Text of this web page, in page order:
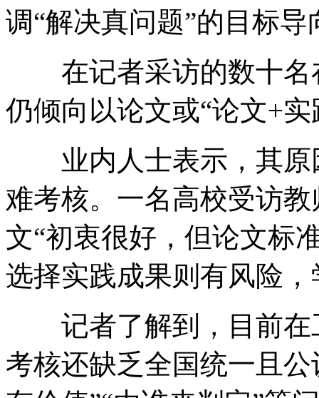
调“解决真问题”的目标
在记者采访的数十名
仍倾向以论文或“论文+
业内人士表示，其原
难考核。一名高校受访
文“初衷很好，但论文标
选择实践成果则有风险
记者了解到，目前在
考核还缺乏全国统一且